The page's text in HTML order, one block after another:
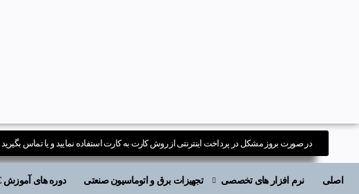
در صورت بروز مشکل در پرداخت اینترنتی از روش کارت به کارت استفاده نمایید و یا تماس بگیرید
اصلی نرم افزار های تخصصی تجهیزات برق و اتوماسیون صنعتی دوره های آموزش PLC و اتوماسیون صنعتی